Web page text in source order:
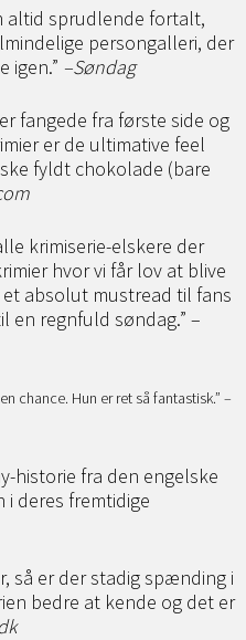
altid sprudlende fortalt,
persongalleri, der
igen.” –Søndag
fangede fra første side og
er de ultimative feel
fyldt chokolade (bare
krimiserie-elskere der
hvor vi får lov at blive
et absolut mustread til fans
en regnfuld søndag.” –
chance. Hun er ret så fantastisk.” –
historie fra den engelske
deres fremtidige
så er der stadig spænding i
bedre at kende og det er